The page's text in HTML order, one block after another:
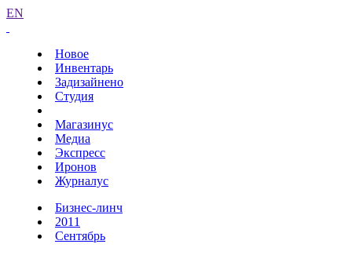
EN
Новое
Инвентарь
Задизайнено
Студия
Магазинус
Медиа
Экспресс
Иронов
Журналус
Бизнес-линч
2011
Сентябрь